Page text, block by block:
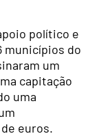
político e
municípios do
um
capitação
uma
euros.